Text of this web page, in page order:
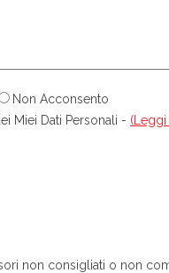
Non Acconsento
Miei Dati Personali - (Leggi
non consigliati o non